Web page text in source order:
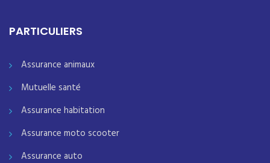
PARTICULIERS
Assurance animaux
Mutuelle santé
Assurance habitation
Assurance moto scooter
Assurance auto